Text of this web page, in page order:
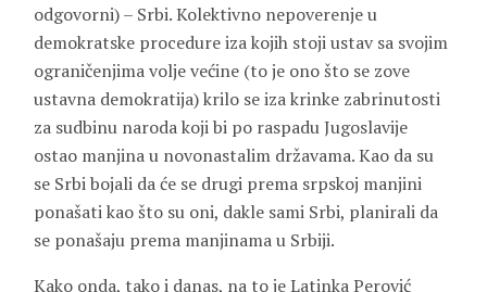
odgovorni) – Srbi. Kolektivno nepoverenje u
demokratske procedure iza kojih stoji ustav sa svojim
ograničenjima volje većine (to je ono što se zove
ustavna demokratija) krilo se iza krinke zabrinutosti
za sudbinu naroda koji bi po raspadu Jugoslavije
ostao manjina u novonastalim državama. Kao da su
se Srbi bojali da će se drugi prema srpskoj manjini
ponašati kao što su oni, dakle sami Srbi, planirali da
se ponašaju prema manjinama u Srbiji.
Kako onda, tako i danas, na to je Latinka Perović